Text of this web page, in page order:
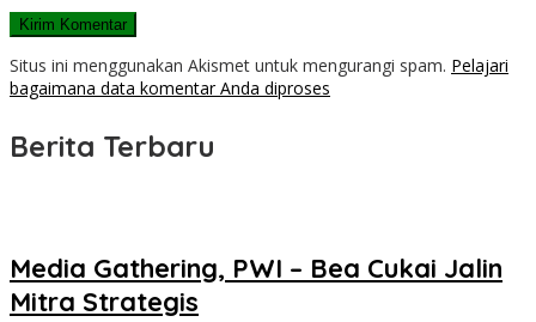
Situs ini menggunakan Akismet untuk mengurangi spam. Pelajari
bagaimana data komentar Anda diproses
Berita Terbaru
Media Gathering, PWI – Bea Cukai Jalin
Mitra Strategis